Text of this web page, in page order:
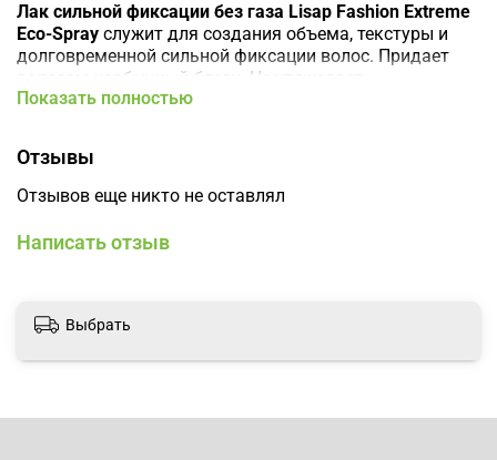
Лак сильной фиксации без газа Lisap Fashion Extreme
Eco-Spray служит для создания объема, текстуры и
долговременной сильной фиксации волос. Придает
волосам необычный блеск. Не утяжеляет.
Содержит комплекс гидролизованных протеинов
фильтры, LSC Complex и фиксирующие полимеры
нового поколения.
Способ применения:
Распылите лак на слегка влажные или сухие волосы и
Показать полностью
Отзывы
Отзывов еще никто не оставлял
Написать отзыв
Выбрать